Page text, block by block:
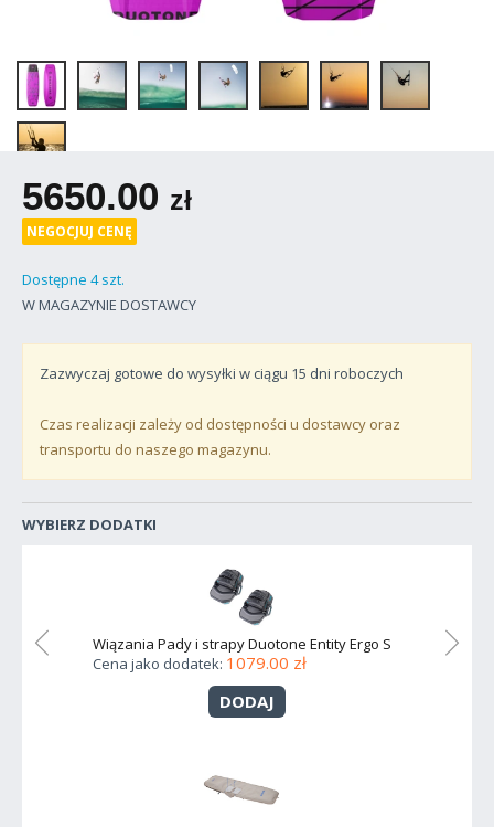
5650.00 zł
NEGOCJUJ CENĘ
Dostępne 4 szt.
W MAGAZYNIE DOSTAWCY
Zazwyczaj gotowe do wysyłki w ciągu 15 dni roboczych
Czas realizacji zależy od dostępności u dostawcy oraz
transportu do naszego magazynu.
WYBIERZ DODATKI
Wiązania Pady i strapy Duotone Entity Ergo S
Cena jako dodatek: 1079.00 zł
DODAJ